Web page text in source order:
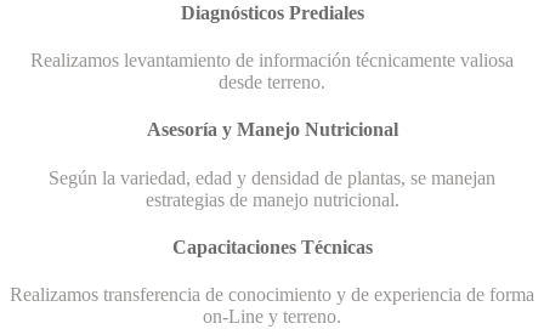
Diagnósticos Prediales
Realizamos levantamiento de información técnicamente valiosa
desde terreno.
Asesoría y Manejo Nutricional
Según la variedad, edad y densidad de plantas, se manejan
estrategias de manejo nutricional.
Capacitaciones Técnicas
Realizamos transferencia de conocimiento y de experiencia de forma
on-Line y terreno.